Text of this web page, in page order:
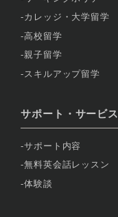
カレッジ・大学留学
高校留学
親子留学
スキルアップ留学
サポート・サービス
サポート内容
無料英会話レッスン
体験談